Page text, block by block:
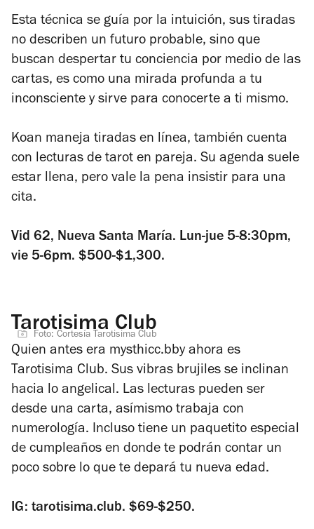
Esta técnica se guía por la intuición, sus tiradas
no describen un futuro probable, sino que
buscan despertar tu conciencia por medio de las
cartas, es como una mirada profunda a tu
inconsciente y sirve para conocerte a ti mismo.
Koan maneja tiradas en línea, también cuenta
con lecturas de tarot en pareja. Su agenda suele
estar llena, pero vale la pena insistir para una
cita.
Vid 62, Nueva Santa María. Lun-jue 5-8:30pm,
vie 5-6pm. $500-$1,300.
Tarotisima Club
Foto: Cortesía Tarotisima Club
Quien antes era mysthicc.bby ahora es
Tarotisima Club. Sus vibras brujiles se inclinan
hacia lo angelical. Las lecturas pueden ser
desde una carta, asímismo trabaja con
numerología. Incluso tiene un paquetito especial
de cumpleaños en donde te podrán contar un
poco sobre lo que te depará tu nueva edad.
IG: tarotisima.club. $69-$250.